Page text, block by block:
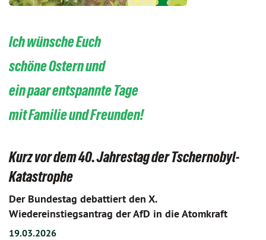
Ich wünsche Euch
schöne Ostern und
ein paar entspannte Tage
mit Familie und Freunden!
Kurz vor dem 40. Jahrestag der Tschernobyl-
Katastrophe
Der Bundestag debattiert den X.
Wiedereinstiegsantrag der AfD in die Atomkraft
19.03.2026